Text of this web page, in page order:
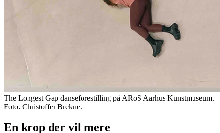
The Longest Gap danseforestilling på ARoS Aarhus Kunstmuseum.
Foto: Christoffer Brekne.
En krop der vil mere